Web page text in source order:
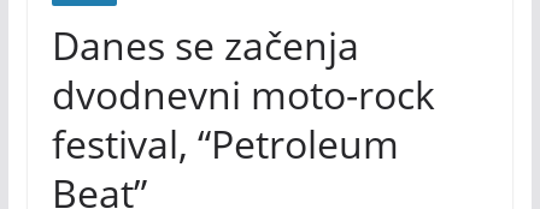
Danes se začenja
dvodnevni moto-rock
festival, “Petroleum
Beat”